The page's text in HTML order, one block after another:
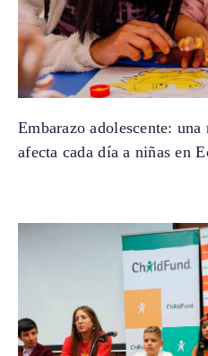
Embarazo adolescente:
afecta cada día a niñas en